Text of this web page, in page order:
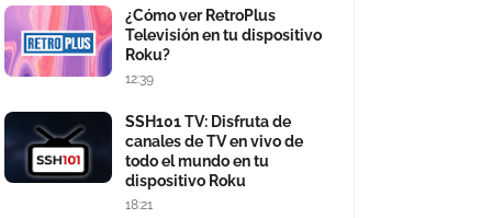
¿Cómo ver RetroPlus
Televisión en tu dispositivo
Roku?
12:39
SSH101 TV: Disfruta de
canales de TV en vivo de
todo el mundo en tu
dispositivo Roku
18:21